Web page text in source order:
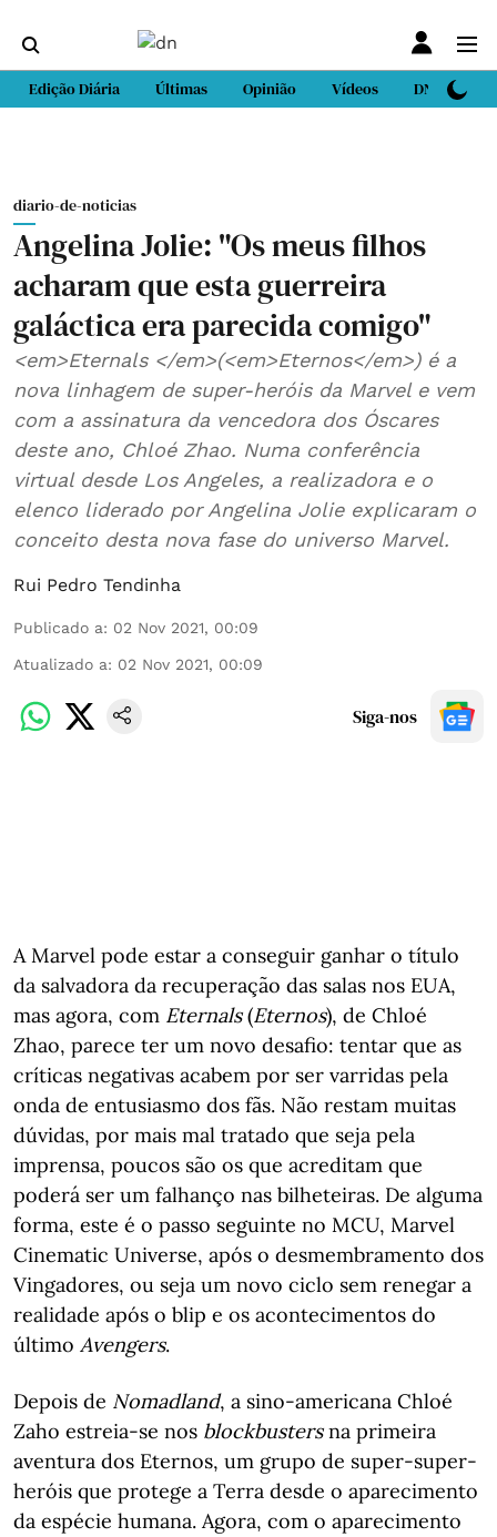
Edição Diária Últimas Opinião Vídeos DN Sport
diario-de-noticias
Angelina Jolie: "Os meus filhos
acharam que esta guerreira
galáctica era parecida comigo"
<em>Eternals </em>(<em>Eternos</em>) é a
nova linhagem de super-heróis da Marvel e vem
com a assinatura da vencedora dos Óscares
deste ano, Chloé Zhao. Numa conferência
virtual desde Los Angeles, a realizadora e o
elenco liderado por Angelina Jolie explicaram o
conceito desta nova fase do universo Marvel.
Rui Pedro Tendinha
Publicado a: 02 Nov 2021, 00:09
Atualizado a: 02 Nov 2021, 00:09
Siga-nos
A Marvel pode estar a conseguir ganhar o título
da salvadora da recuperação das salas nos EUA,
mas agora, com Eternals(Eternos), de Chloé
Zhao, parece ter um novo desafio: tentar que as
críticas negativas acabem por ser varridas pela
onda de entusiasmo dos fãs. Não restam muitas
dúvidas, por mais mal tratado que seja pela
imprensa, poucos são os que acreditam que
poderá ser um falhanço nas bilheteiras. De alguma
forma, este é o passo seguinte no MCU, Marvel
Cinematic Universe, após o desmembramento dos
Vingadores, ou seja um novo ciclo sem renegar a
realidade após o blip e os acontecimentos do
último Avengers.
Depois de Nomadland, a sino-americana Chloé
Zaho estreia-se nos blockbustersna primeira
aventura dos Eternos, um grupo de super-super-
heróis que protege a Terra desde o aparecimento
da espécie humana. Agora, com o aparecimento